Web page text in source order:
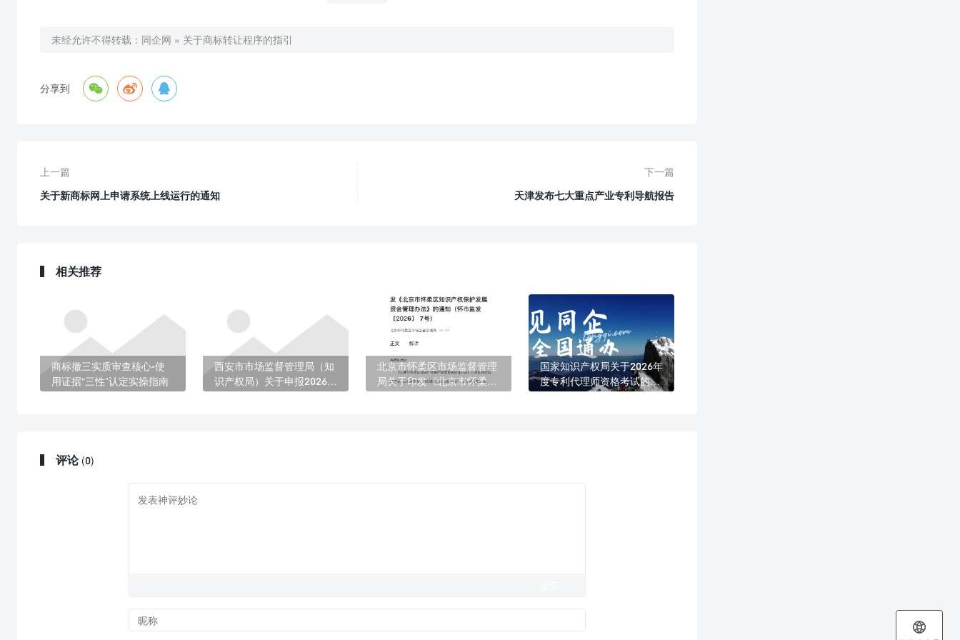
未经允许不得转载： 同企网 » 关于商标转让程序的指引
分享到   
上一篇
关于新商标网上申请系统上线运行的通知
下一篇
天津发布七大重点产业专利导航报告
相关推荐
商标撤三实质审查核心-使
用证据“三性”认定实操指南
西安市市场监督管理局（知
识产权局）关于申报2026年
北京市怀柔区市场监督管理
局关于印发《北京市怀柔区
国家知识产权局关于2026年
度专利代理师资格考试的公
评论 (0)
